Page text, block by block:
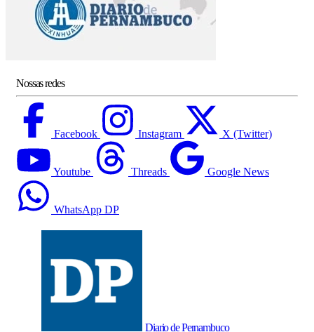
Nossas redes
Facebook Instagram X (Twitter)
Youtube Threads Google News
WhatsApp DP
Diario de Pernambuco